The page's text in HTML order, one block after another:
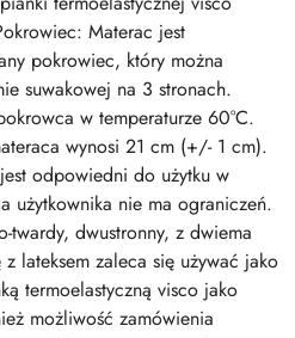
Materac jest
pokrowiec, który można
suwakowej na 3 stronach.
w temperaturze 60°C.
wynosi 21 cm (+/- 1 cm).
odpowiedni do użytku w
użytkownika nie ma ograniczeń.
twardy, dwustronny, z dwiema
lateksem zaleca się używać jako
termoelastyczną visco jako
możliwość zamówienia